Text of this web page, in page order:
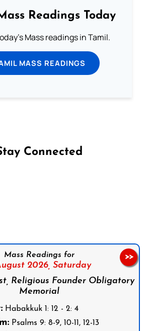
Readings Today
Mass readings in Tamil.
MASS READINGS
Connected
Mass Readings for
2026, Saturday
Religious Founder Obligatory
Memorial
Habakkuk 1: 12 - 2: 4
Psalms 9: 8-9, 10-11, 12-13
>>